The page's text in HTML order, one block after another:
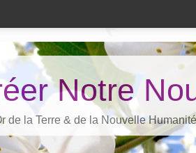
Notre
de la Terre & de la Nouvelle Humanité